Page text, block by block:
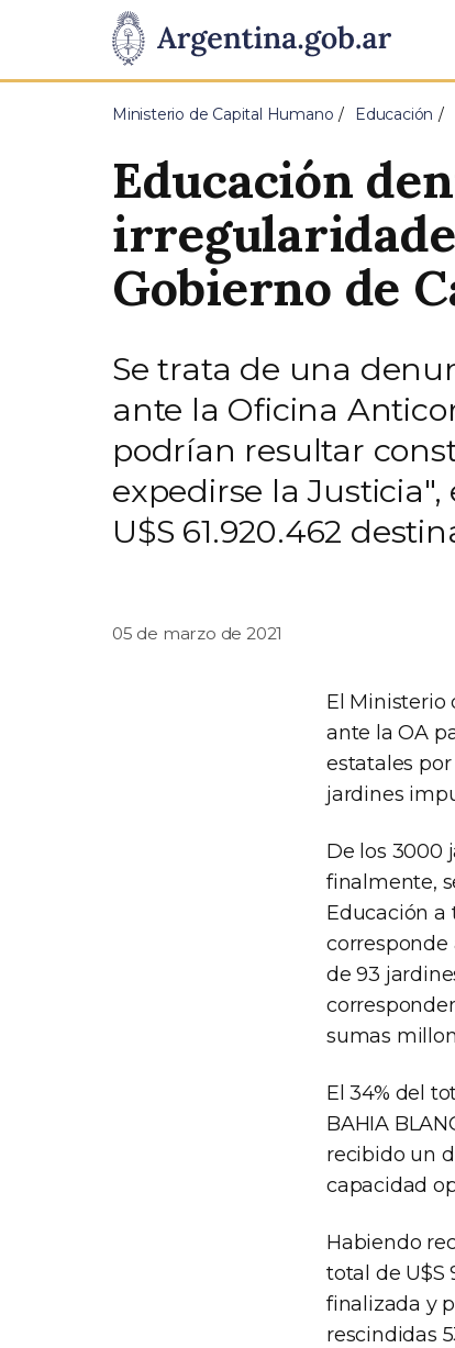
Presidencia
de
Pasar al contenido principal
Ministerio de Capital Humano Educación
Educación
Gobierno de
Se trata de una
ante la Oficina
podrían resultar
expedirse la
U$S 61.920.462
05 de marzo de 2021
El Ministerio
ante la OA
estatales
jardines
De los 3000
finalmente,
Educación a
corresponde
de 93
sumas
El 34% del
BAHIA
recibido un
capacidad
Habiendo
total de U$S
finalizada y
rescindidas